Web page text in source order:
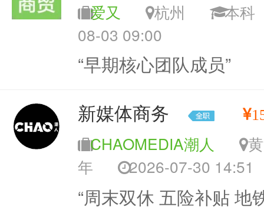
爱又 杭州
本
08-03 09:00
“早期核心团队成员”
新媒体商务
CHAOMEDIA潮人
年
2026-07-30 14:51
“周末双休 五险补贴 地